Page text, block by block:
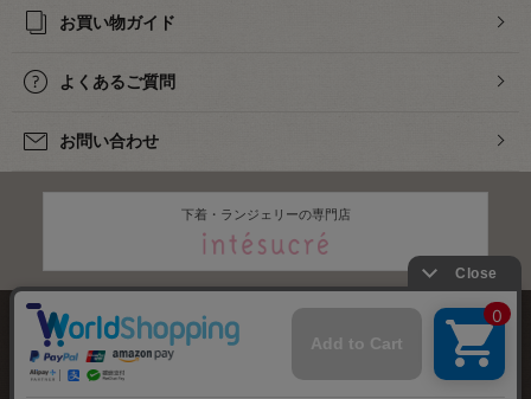
お買い物ガイド
よくあるご質問
お問い合わせ
下着・ランジェリーの専門店
株式会社オカダヤ
特定商取引法に基づく表記 プライバシーポリシー サイトマップ